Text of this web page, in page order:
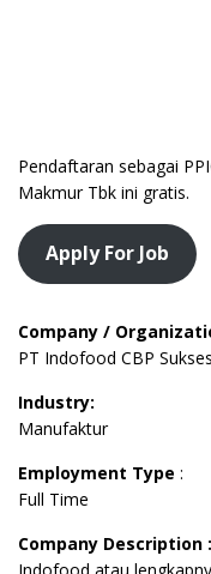
Pendaftaran sebagai
Makmur Tbk ini gratis.
Apply For Job
Company /
PT Indofood CBP
Industry:
Manufaktur
Employment Type :
Full Time
Company Description :
Indofood atau